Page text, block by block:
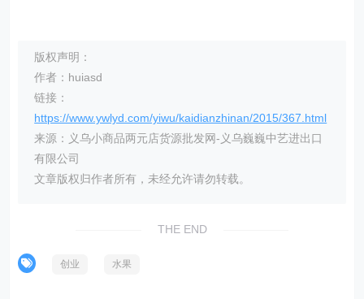
版权声明：
作者：huiasd
链接：
https://www.ywlyd.com/yiwu/kaidianzhinan/2015/367.html
来源：义乌小商品两元店货源批发网-义乌巍巍中艺进出口
有限公司
文章版权归作者所有，未经允许请勿转载。
THE END
创业 水果